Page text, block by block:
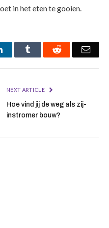
in het eten te gooien.
LinkedIn Tumblr Reddit
NEXT ARTICLE
Hoe vind jij de weg als zij-
instromer bouw?